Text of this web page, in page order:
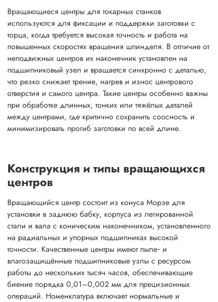
Вращающиеся центры для токарных станков
используются для фиксации и поддержки заготовки с
торца, когда требуется высокая точность и работа на
повышенных скоростях вращения шпинделя. В отличие от
неподвижных центров их наконечник установлен на
подшипниковый узел и вращается синхронно с деталью,
что резко снижает трение, нагрев и износ центрового
отверстия и самого центра. Такие центры особенно важны
при обработке длинных, тонких или тяжёлых деталей
между центрами, где критично сохранить соосность и
минимизировать прогиб заготовки по всей длине.
Конструкция и типы вращающихся
центров
Вращающийся центр состоит из конуса Морзе для
установки в заднюю бабку, корпуса из легированной
стали и вала с коническим наконечником, установленного
на радиальных и упорных подшипниках высокой
точности. Качественные центры имеют пыле‑ и
влагозащищённые подшипниковые узлы с ресурсом
работы до нескольких тысяч часов, обеспечивающие
биение порядка 0,01–0,002 мм для прецизионных
операций. Номенклатура включает нормальные и